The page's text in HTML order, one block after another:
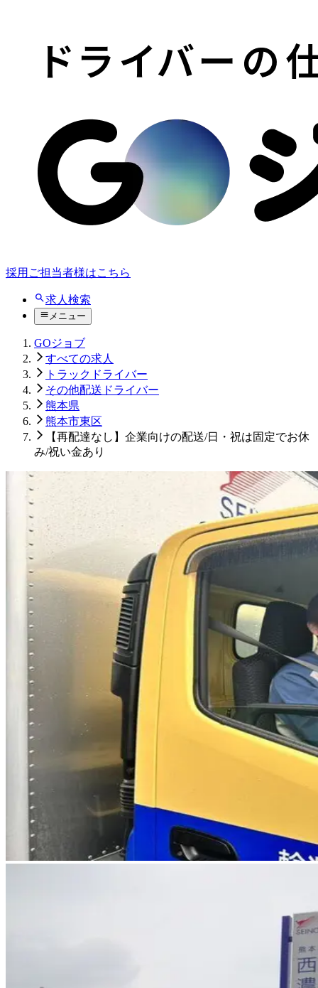
採用ご担当者様はこちら
求人検索
メニュー
GOジョブ
すべての求人
トラックドライバー
その他配送ドライバー
熊本県
熊本市東区
【再配達なし】企業向けの配送/日・祝は固定でお休
み/祝い金あり